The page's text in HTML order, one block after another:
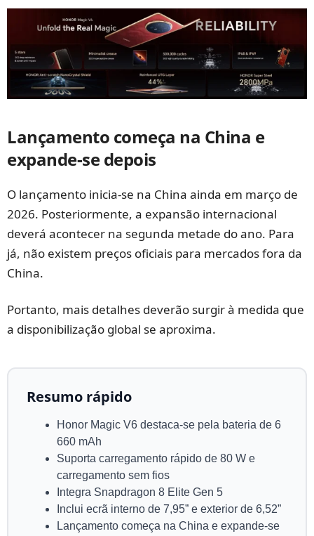
Lançamento começa na China e
expande-se depois
O lançamento inicia-se na China ainda em março de
2026. Posteriormente, a expansão internacional
deverá acontecer na segunda metade do ano. Para
já, não existem preços oficiais para mercados fora da
China.
Portanto, mais detalhes deverão surgir à medida que
a disponibilização global se aproxima.
Resumo rápido
Honor Magic V6 destaca-se pela bateria de 6
660 mAh
Suporta carregamento rápido de 80 W e
carregamento sem fios
Integra Snapdragon 8 Elite Gen 5
Inclui ecrã interno de 7,95” e exterior de 6,52”
Lançamento começa na China e expande-se